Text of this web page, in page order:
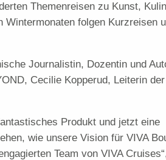
Themenreisen zu Kunst,
Wintermonaten folgen Kurzreisen
Journalistin, Dozentin und
Cecilie Kopperud, Leiterin
Produkt und jetzt eine
wie unsere Vision für VIVA
Team von VIVA